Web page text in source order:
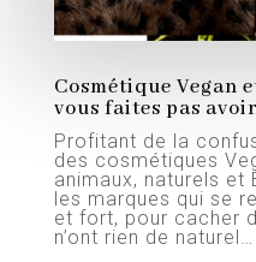
Cosmétique Vegan
vous faites pas
Profitant de la
des cosmétiques
animaux, naturels et
les marques qui se
et fort, pour cacher
n’ont rien de naturel…